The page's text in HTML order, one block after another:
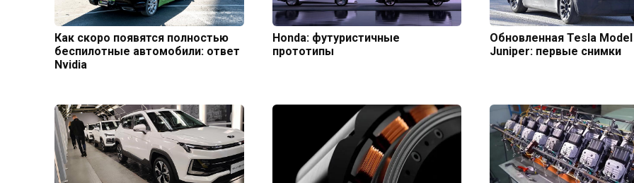
Как скоро появятся полностью
беспилотные автомобили: ответ
Nvidia
Honda: футуристичные
прототипы
Обновленная Tesla Model
Juniper: первые снимки